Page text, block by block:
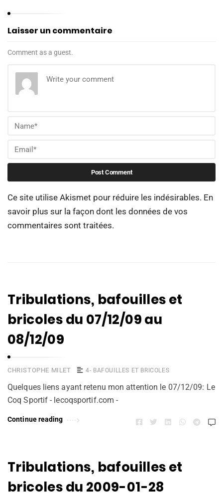
Laisser un commentaire
Comment as a guest.
Ce site utilise Akismet pour réduire les indésirables. En
savoir plus sur la façon dont les données de vos
commentaires sont traitées.
Tribulations, bafouilles et
bricoles du 07/12/09 au
08/12/09
CHRISTOPHE MILET 4- BAFOUILLES ET BRICOLES
Quelques liens ayant retenu mon attention le 07/12/09: Le
Coq Sportif - lecoqsportif.com -
Continue reading
Tribulations, bafouilles et
bricoles du 2009-01-28